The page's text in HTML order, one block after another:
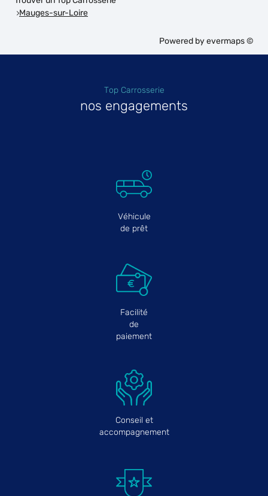
Mauges-sur-Loire
Powered byevermaps ©
Top Carrosserie
nos engagements
Véhicule
de prêt
Facilité
de
paiement
Conseil et
accompagnement